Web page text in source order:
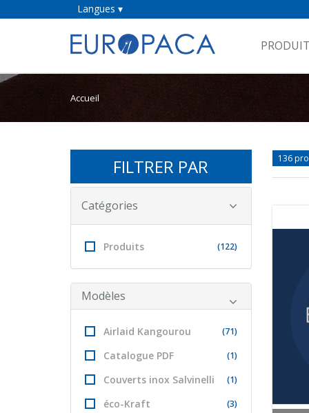
Langues ▾
Accueil
FILTRER PAR
Catégories
Produits (122)
Modèles
Airlaid Kangourou (71)
Catalogue PDF (1)
Couverts inox Salvinelli (1)
éco-Kraft (3)
136